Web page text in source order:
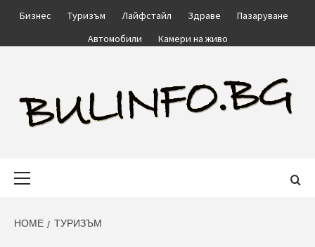
Бизнес Туризъм Лайфстайл Здраве
Пазаруване
Автомобили
Камери на живо
HOME ТУРИЗЪМ